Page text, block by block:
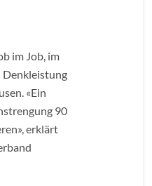
im Job, im
Denkleistung
«Ein
90
erklärt